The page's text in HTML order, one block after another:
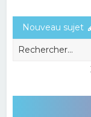
Nouveau sujet